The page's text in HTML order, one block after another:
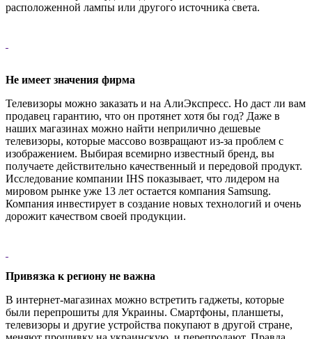
расположенной лампы или другого источника света.
Не имеет значения фирма
Телевизоры можно заказать и на АлиЭкспресс. Но даст ли вам
продавец гарантию, что он протянет хотя бы год? Даже в
наших магазинах можно найти неприлично дешевые
телевизоры, которые массово возвращают из-за проблем с
изображением. Выбирая всемирно известный бренд, вы
получаете действительно качественный и передовой продукт.
Исследование компании IHS показывает, что лидером на
мировом рынке уже 13 лет остается компания Samsung.
Компания инвестирует в создание новых технологий и очень
дорожит качеством своей продукции.
Привязка к региону не важна
В интернет-магазинах можно встретить гаджеты, которые
были перепрошиты для Украины. Смартфоны, планшеты,
телевизоры и другие устройства покупают в другой стране,